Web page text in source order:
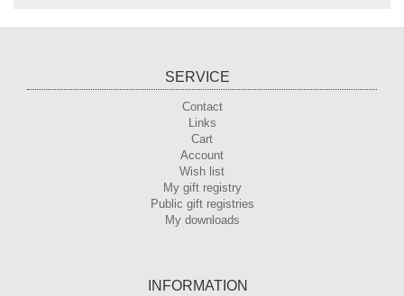
SERVICE
Contact
Links
Cart
Account
Wish list
My gift registry
Public gift registries
My downloads
INFORMATION